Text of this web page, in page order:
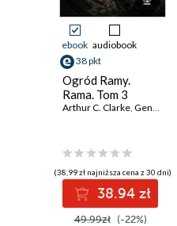
ebook audiobook
38 pkt
Ogród Ramy.
Rama. Tom 3
Arthur C. Clarke, Gentry Lee
(38,99 zł najniższa cena z 30 dni)
38.94 zł
49.99zł (-22%)